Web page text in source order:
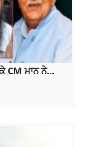
CM ਮਾਨ ਨੇ...